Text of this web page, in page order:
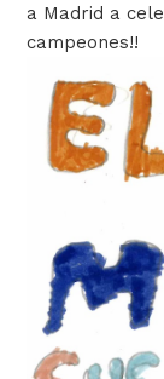
a Madrid a
campeones!!